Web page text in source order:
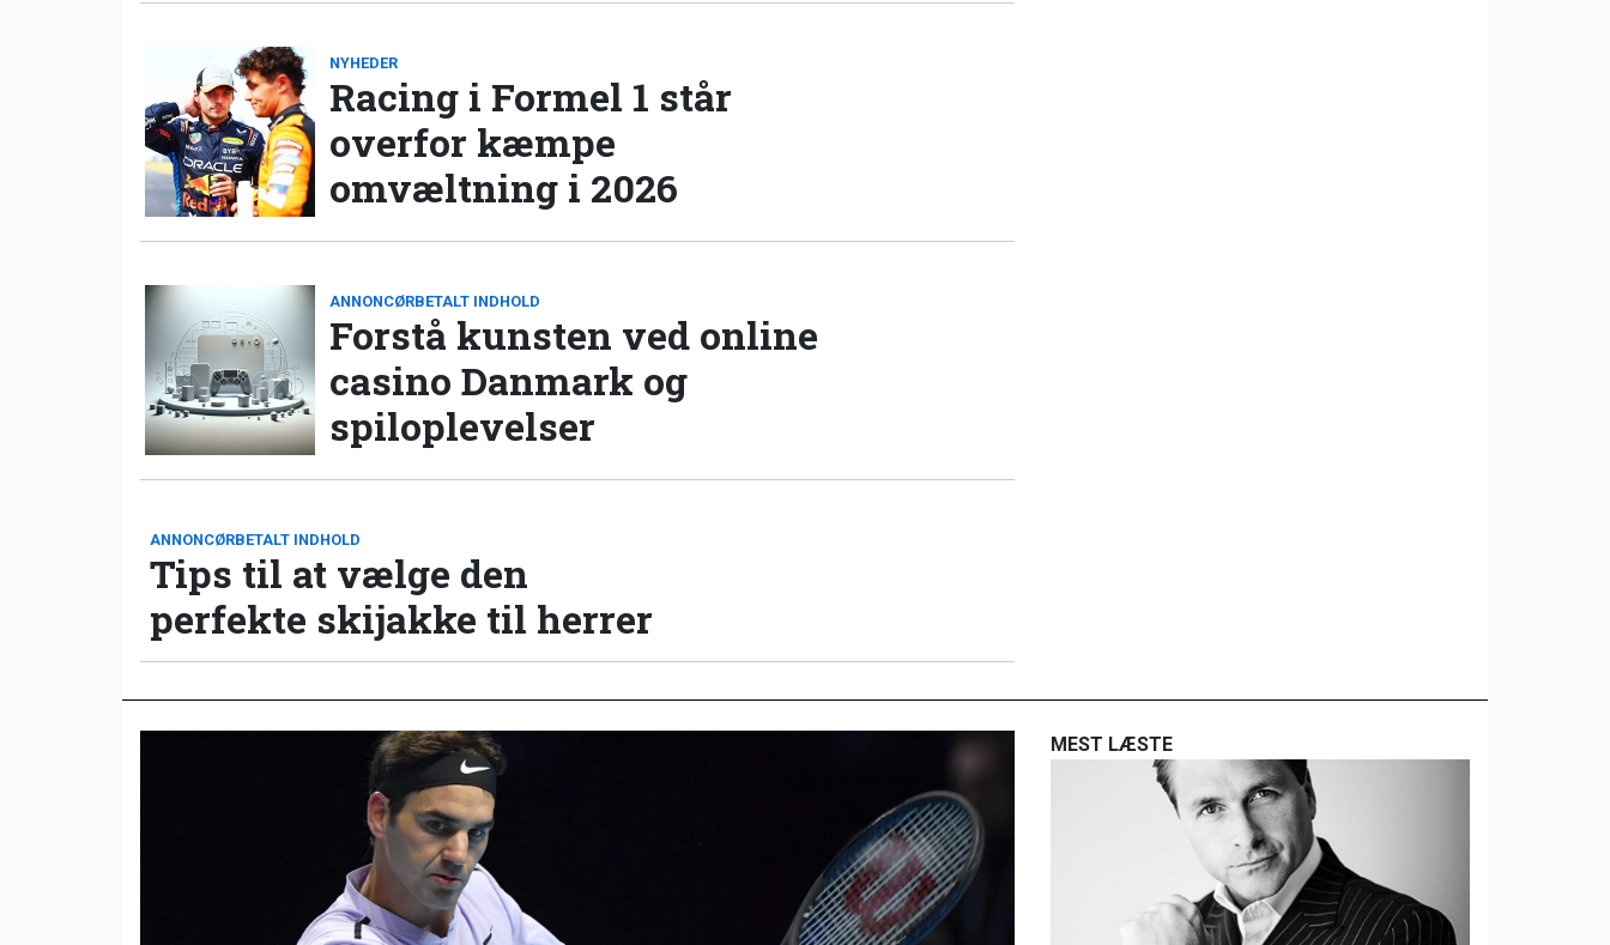
NYHEDER
Racing i Formel 1 står
overfor kæmpe
omvæltning i 2026
ANNONCØRBETALT INDHOLD
Forstå kunsten ved online
casino Danmark og
spiloplevelser
ANNONCØRBETALT INDHOLD
Tips til at vælge den
perfekte skijakke til herrer
MEST LÆSTE